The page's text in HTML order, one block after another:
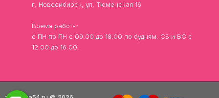
г. Новосибирск, ул. Тюменская 16
Время работы:
с ПН по ПН с 09.00 до 18.00 по будням, СБ и ВС с
12.00 до 16.00.